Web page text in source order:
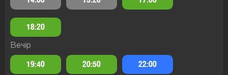
18:20
Вечір
19:40 20:50 22:00